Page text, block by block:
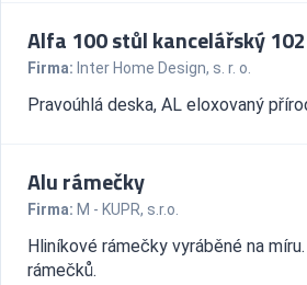
Alfa 100 stůl kancelářský 102
Firma: Inter Home Design, s. r. o.
Pravoúhlá deska, AL eloxovaný
Alu rámečky
Firma: M - KUPR, s.r.o.
Hliníkové rámečky vyráběné na
rámečků.